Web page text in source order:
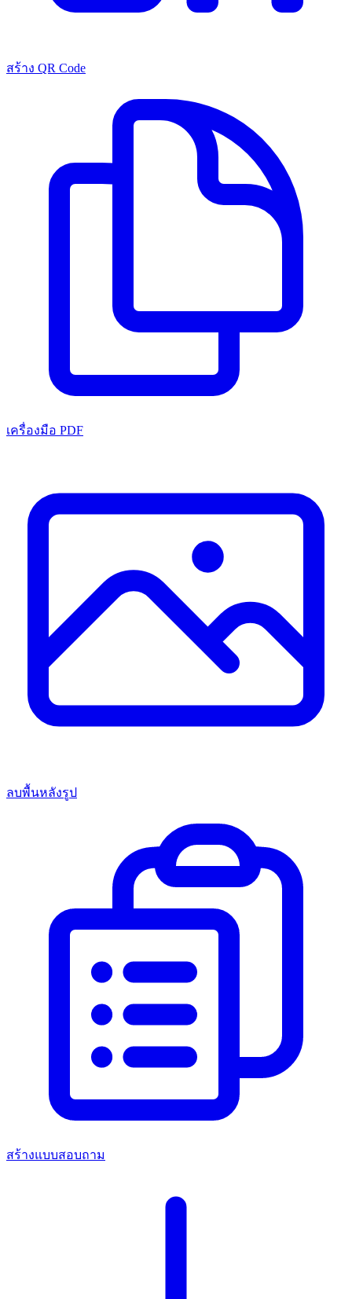
สร้าง QR Code
เครื่องมือ PDF
ลบพื้นหลังรูป
สร้างแบบสอบถาม